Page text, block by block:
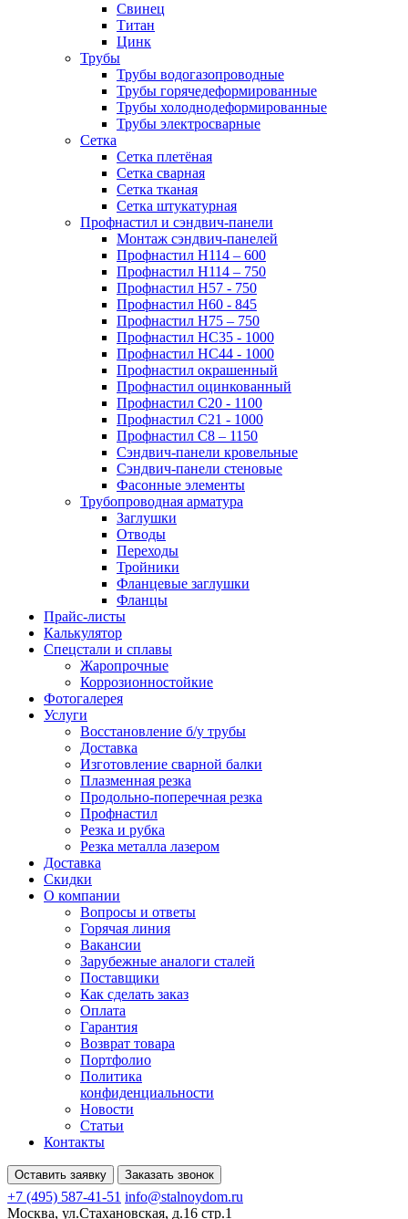
Свинец
Титан
Цинк
Трубы
Трубы водогазопроводные
Трубы горячедеформированные
Трубы холоднодеформированные
Трубы электросварные
Сетка
Сетка плетёная
Сетка сварная
Сетка тканая
Сетка штукатурная
Профнастил и сэндвич-панели
Монтаж сэндвич-панелей
Профнастил Н114 – 600
Профнастил Н114 – 750
Профнастил Н57 - 750
Профнастил Н60 - 845
Профнастил Н75 – 750
Профнастил НС35 - 1000
Профнастил НС44 - 1000
Профнастил окрашенный
Профнастил оцинкованный
Профнастил С20 - 1100
Профнастил С21 - 1000
Профнастил С8 – 1150
Сэндвич-панели кровельные
Сэндвич-панели стеновые
Фасонные элементы
Трубопроводная арматура
Заглушки
Отводы
Переходы
Тройники
Фланцевые заглушки
Фланцы
Прайс-листы
Калькулятор
Спецстали и сплавы
Жаропрочные
Коррозионностойкие
Фотогалерея
Услуги
Восстановление б/у трубы
Доставка
Изготовление сварной балки
Плазменная резка
Продольно-поперечная резка
Профнастил
Резка и рубка
Резка металла лазером
Доставка
Скидки
О компании
Вопросы и ответы
Горячая линия
Вакансии
Зарубежные аналоги сталей
Поставщики
Как сделать заказ
Оплата
Гарантия
Возврат товара
Портфолио
Политика
конфиденциальности
Новости
Статьи
Контакты
Оставить заявку Заказать звонок
+7 (495) 587-41-51 info@stalnoydom.ru
Москва, ул.Стахановская, д.16 стр.1